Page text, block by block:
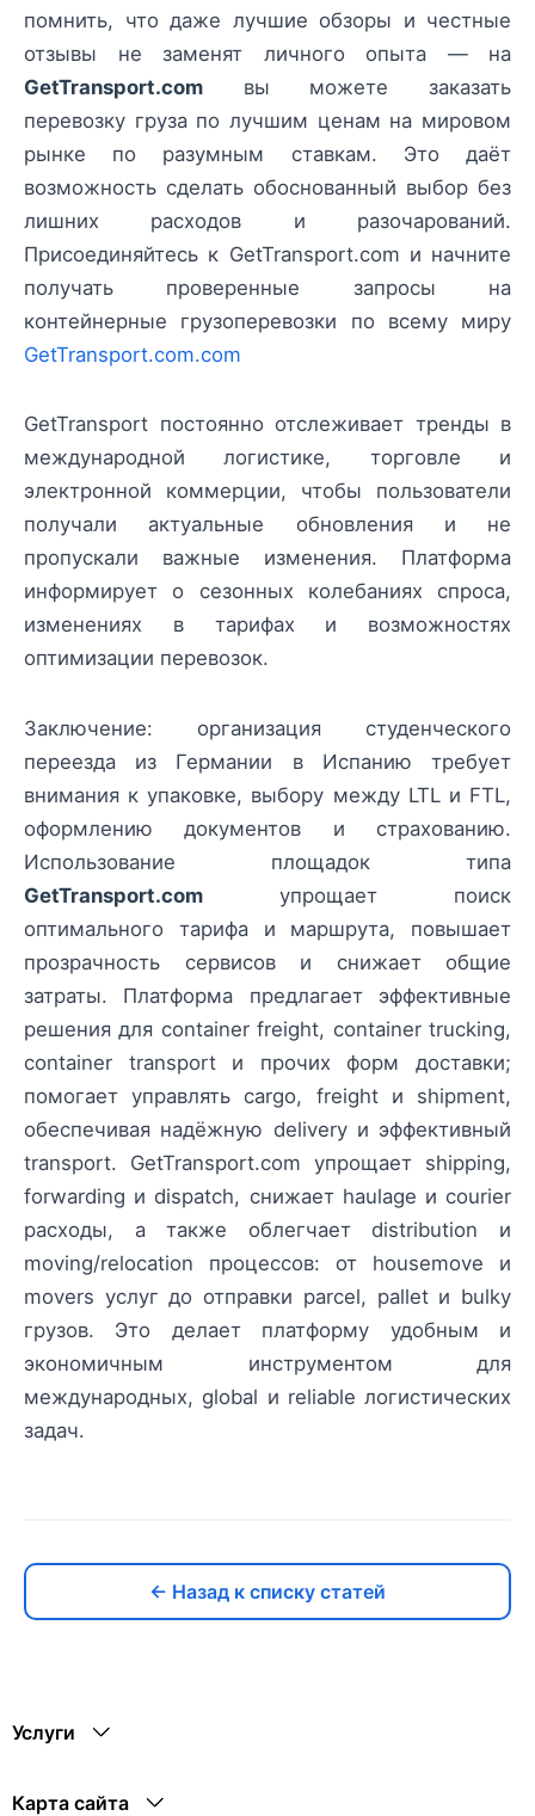
помнить, что даже лучшие обзоры и честные
отзывы не заменят личного опыта — на
GetTransport.com вы можете заказать
перевозку груза по лучшим ценам на мировом
рынке по разумным ставкам. Это даёт
возможность сделать обоснованный выбор без
лишних расходов и разочарований.
Присоединяйтесь к GetTransport.com и начните
получать проверенные запросы на
контейнерные грузоперевозки по всему миру
GetTransport.com.com
GetTransport постоянно отслеживает тренды в
международной логистике, торговле и
электронной коммерции, чтобы пользователи
получали актуальные обновления и не
пропускали важные изменения. Платформа
информирует о сезонных колебаниях спроса,
изменениях в тарифах и возможностях
оптимизации перевозок.
Заключение: организация студенческого
переезда из Германии в Испанию требует
внимания к упаковке, выбору между LTL и FTL,
оформлению документов и страхованию.
Использование площадок типа
GetTransport.com упрощает поиск
оптимального тарифа и маршрута, повышает
прозрачность сервисов и снижает общие
затраты. Платформа предлагает эффективные
решения для container freight, container trucking,
container transport и прочих форм доставки;
помогает управлять cargo, freight и shipment,
обеспечивая надёжную delivery и эффективный
transport. GetTransport.com упрощает shipping,
forwarding и dispatch, снижает haulage и courier
расходы, а также облегчает distribution и
moving/relocation процессов: от housemove и
movers услуг до отправки parcel, pallet и bulky
грузов. Это делает платформу удобным и
экономичным инструментом для
международных, global и reliable логистических
задач.
← Назад к списку статей
Услуги
Карта сайта